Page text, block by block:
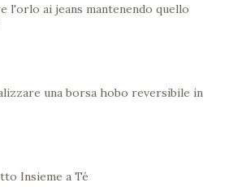
l'orlo ai jeans mantenendo quello
una borsa hobo reversibile in
Insieme a Té